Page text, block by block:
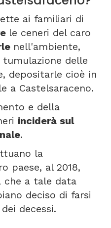
ai familiari di
le ceneri del caro
nell'ambiente,
delle
depositarle cioè in
a Castelsaraceno.
e della
inciderà sul
.
la
paese, al 2018,
che a tale data
deciso di farsi
decessi.